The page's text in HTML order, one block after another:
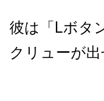
彼は「Lボタ
クリューが出